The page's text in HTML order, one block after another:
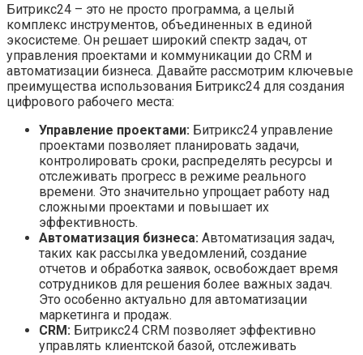
Битрикс24 – это не просто программа, а целый
комплекс инструментов, объединенных в единой
экосистеме. Он решает широкий спектр задач, от
управления проектами и коммуникации до CRM и
автоматизации бизнеса. Давайте рассмотрим ключевые
преимущества использования Битрикс24 для создания
цифрового рабочего места:
Управление проектами: Битрикс24 управление
проектами позволяет планировать задачи,
контролировать сроки, распределять ресурсы и
отслеживать прогресс в режиме реального
времени. Это значительно упрощает работу над
сложными проектами и повышает их
эффективность.
Автоматизация бизнеса: Автоматизация задач,
таких как рассылка уведомлений, создание
отчетов и обработка заявок, освобождает время
сотрудников для решения более важных задач.
Это особенно актуально для автоматизации
маркетинга и продаж.
CRM: Битрикс24 CRM позволяет эффективно
управлять клиентской базой, отслеживать